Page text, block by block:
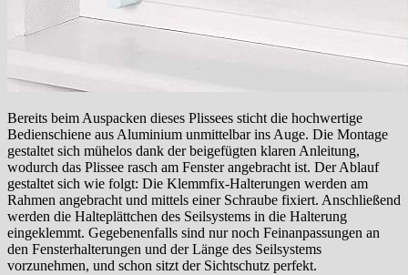
Bereits beim Auspacken dieses Plissees sticht die hochwertige
Bedienschiene aus Aluminium unmittelbar ins Auge. Die Montage
gestaltet sich mühelos dank der beigefügten klaren Anleitung,
wodurch das Plissee rasch am Fenster angebracht ist. Der Ablauf
gestaltet sich wie folgt: Die Klemmfix-Halterungen werden am
Rahmen angebracht und mittels einer Schraube fixiert. Anschließend
werden die Halteplättchen des Seilsystems in die Halterung
eingeklemmt. Gegebenenfalls sind nur noch Feinanpassungen an
den Fensterhalterungen und der Länge des Seilsystems
vorzunehmen, und schon sitzt der Sichtschutz perfekt.